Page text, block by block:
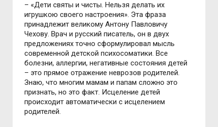
– «Дети святы и чисты. Нельзя делать их
игрушкою своего настроения». Эта фраза
принадлежит великому Антону Павловичу
Чехову. Врач и русский писатель, он в двух
предложениях точно сформулировал мысль
современной детской психосоматики. Все
болезни, аллергии, негативные состояния детей
– это прямое отражение неврозов родителей.
Знаю, что многим мамам и папам сложно это
признать, но это факт. Исцеление детей
происходит автоматически с исцелением
родителей.